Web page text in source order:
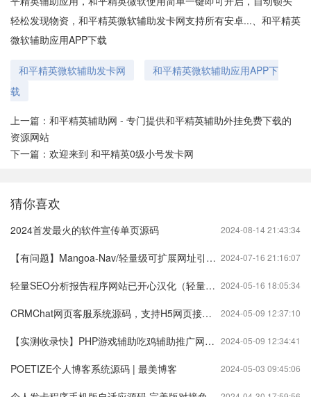
轻松发现物资，和平精英微软辅助发卡网支持所有安卓...、和平精英
微软辅助应用APP下载
和平精英微软辅助发卡网
和平精英微软辅助应用APP下
载
上一篇： 和平精英辅助网 - 专门提供和平精英辅助外挂免费下载的
资源网站
下一篇： 欢迎来到 和平精英0级小号发卡网
猜你喜欢
2024-08-14 21:43:34
2024首发最火的软件宣传单页源码
2024-07-16 21:16:07
【有问题】Mangoa-Nav/轻量级可扩展网址引导系统集成多套模板带后台无需授权
2024-05-16 18:05:34
轻量SEO分析报告程序网站已开心汉化（轻量搜索引擎）
2024-05-09 12:37:10
CRMChat网页客服系统源码，支持H5网页接入（在线客服crm系统）
2024-05-09 12:34:41
【实测收录快】PHP游戏辅助吃鸡辅助推广网站源码（游戏辅助官网源码）
2024-05-03 09:45:06
POETIZE个人博客系统源码 | 最美博客